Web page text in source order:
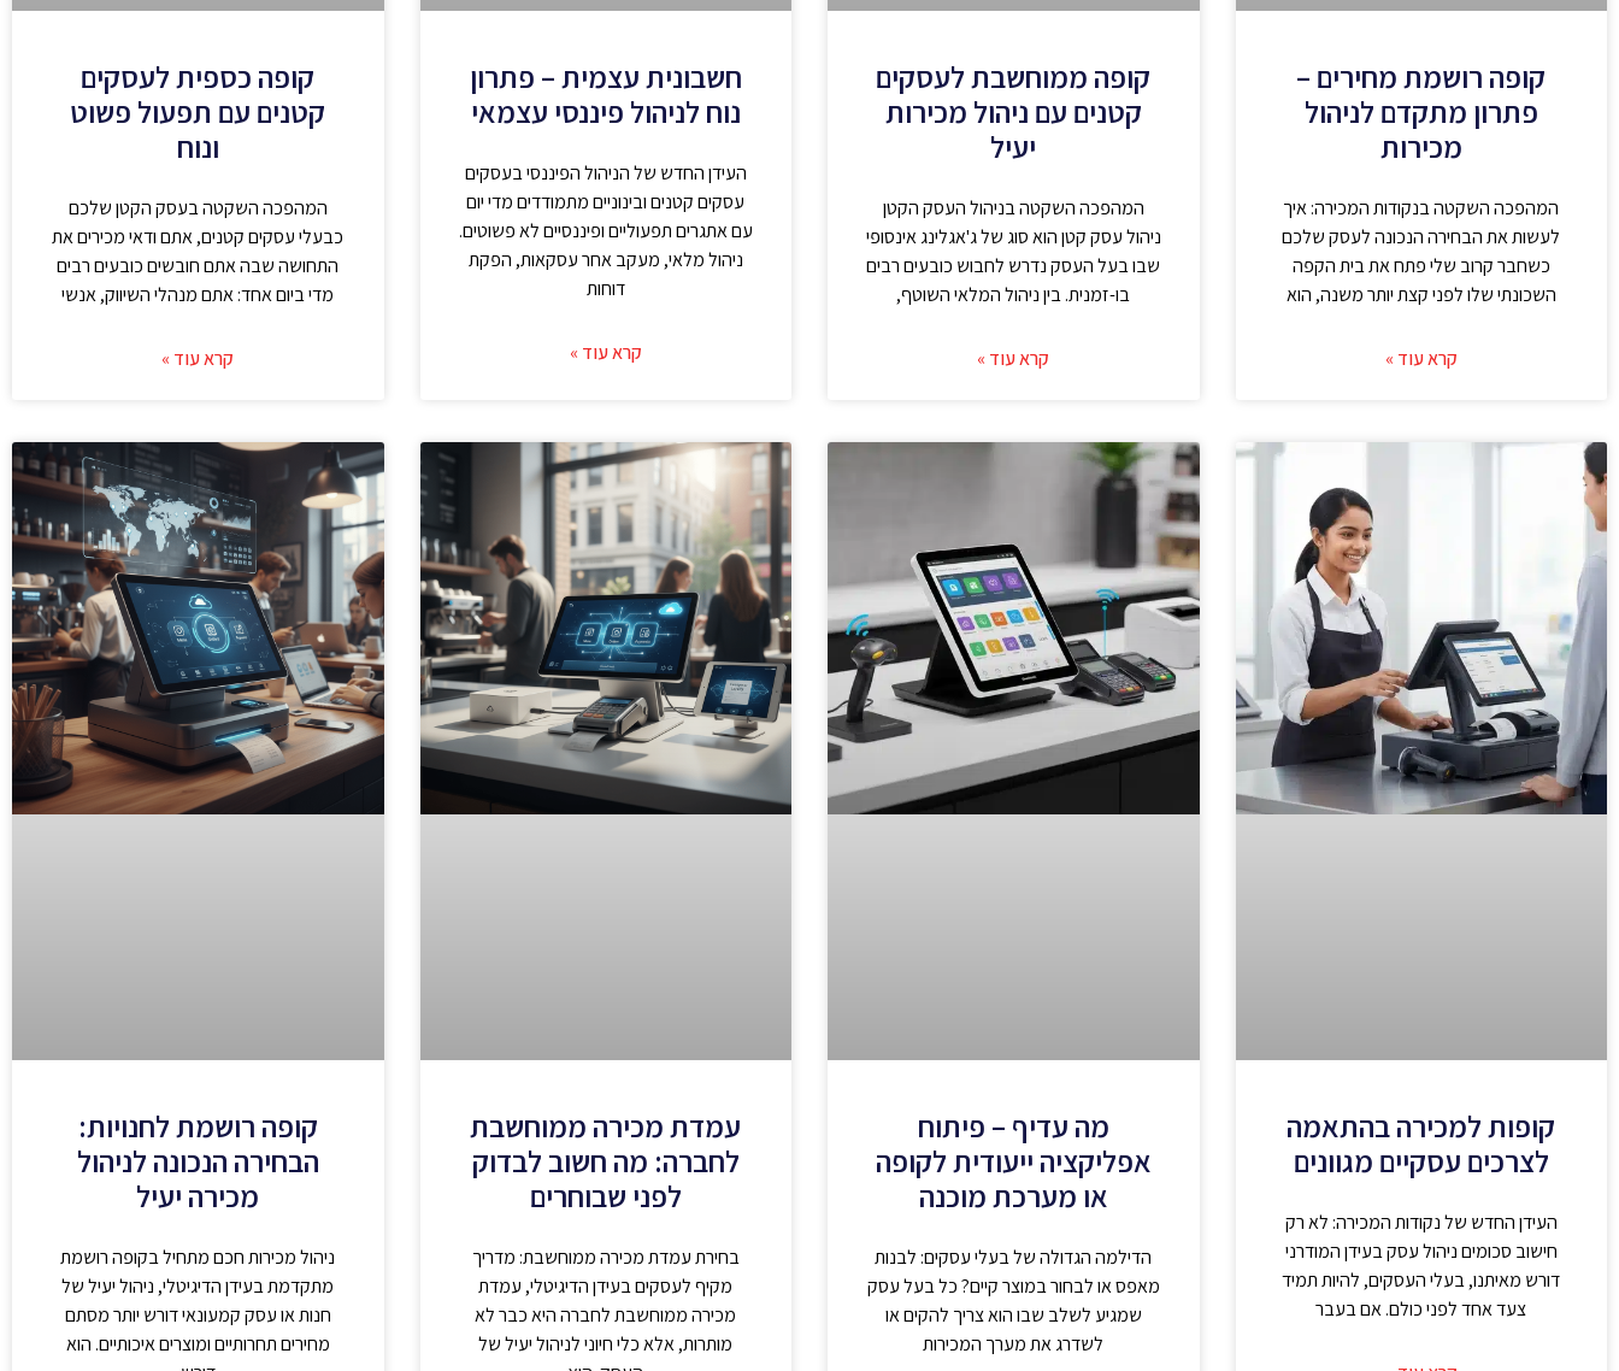
קופה רושמת מחירים –
פתרון מתקדם לניהול
מכירות
המהפכה השקטה בנקודות המכירה: איך
לעשות את הבחירה הנכונה לעסק שלכם
כשחבר קרוב שלי פתח את בית הקפה
השכונתי שלו לפני קצת יותר משנה, הוא
קרא עוד »
קופה ממוחשבת לעסקים
קטנים עם ניהול מכירות
יעיל
המהפכה השקטה בניהול העסק הקטן
ניהול עסק קטן הוא סוג של ג'אגלינג אינסופי
שבו בעל העסק נדרש לחבוש כובעים רבים
בו-זמנית. בין ניהול המלאי השוטף,
קרא עוד »
חשבונית עצמית – פתרון
נוח לניהול פיננסי עצמאי
העידן החדש של הניהול הפיננסי בעסקים
עסקים קטנים ובינוניים מתמודדים מדי יום
עם אתגרים תפעוליים ופיננסיים לא פשוטים.
ניהול מלאי, מעקב אחר עסקאות, הפקת
דוחות
קרא עוד »
קופה כספית לעסקים
קטנים עם תפעול פשוט
ונוח
המהפכה השקטה בעסק הקטן שלכם
כבעלי עסקים קטנים, אתם ודאי מכירים את
התחושה שבה אתם חובשים כובעים רבים
מדי ביום אחד: אתם מנהלי השיווק, אנשי
קרא עוד »
קופות למכירה בהתאמה
לצרכים עסקיים מגוונים
העידן החדש של נקודות המכירה: לא רק
חישוב סכומים ניהול עסק בעידן המודרני
דורש מאיתנו, בעלי העסקים, להיות תמיד
צעד אחד לפני כולם. אם בעבר
מה עדיף – פיתוח
אפליקציה ייעודית לקופה
או מערכת מוכנה
הדילמה הגדולה של בעלי עסקים: לבנות
מאפס או לבחור במוצר קיים? כל בעל עסק
שמגיע לשלב שבו הוא צריך להקים או
לשדרג את מערך המכירות
עמדת מכירה ממוחשבת
לחברה: מה חשוב לבדוק
לפני שבוחרים
בחירת עמדת מכירה ממוחשבת: מדריך
מקיף לעסקים בעידן הדיגיטלי, עמדת
מכירה ממוחשבת לחברה היא כבר לא
מותרות, אלא כלי חיוני לניהול יעיל של
קופה רושמת לחנויות:
הבחירה הנכונה לניהול
מכירה יעיל
ניהול מכירות חכם מתחיל בקופה רושמת
מתקדמת בעידן הדיגיטלי, ניהול יעיל של
חנות או עסק קמעונאי דורש יותר מסתם
מחירים תחרותיים ומוצרים איכותיים. הוא